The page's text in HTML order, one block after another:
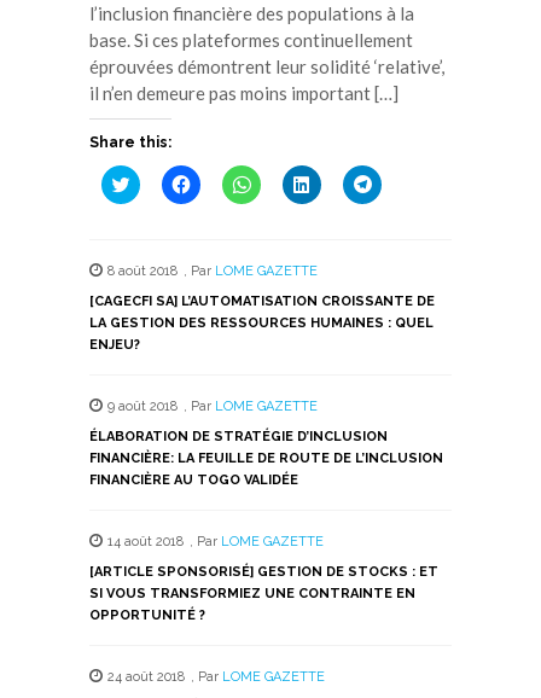
l’inclusion financière des populations à la
base. Si ces plateformes continuellement
éprouvées démontrent leur solidité ‘relative’,
il n’en demeure pas moins important […]
Share this:
Cliquez
pour
une
nouvelle
fenêtre)
Cliquez
pour
une
nouvelle
fenêtre)
Cliquez
pour
une
nouvelle
fenêtre)
Cliquez
pour
une
nouvelle
fenêtre)
Cliquez
pour
nouvelle
fenêtre)
8 août 2018 , Par LOME GAZETTE
[CAGECFI SA] L’AUTOMATISATION CROISSANTE DE
LA GESTION DES RESSOURCES HUMAINES : QUEL
ENJEU?
9 août 2018 , Par LOME GAZETTE
ÉLABORATION DE STRATÉGIE D’INCLUSION
FINANCIÈRE: LA FEUILLE DE ROUTE DE L’INCLUSION
FINANCIÈRE AU TOGO VALIDÉE
14 août 2018 , Par LOME GAZETTE
[ARTICLE SPONSORISÉ] GESTION DE STOCKS : ET
SI VOUS TRANSFORMIEZ UNE CONTRAINTE EN
OPPORTUNITÉ ?
24 août 2018 , Par LOME GAZETTE